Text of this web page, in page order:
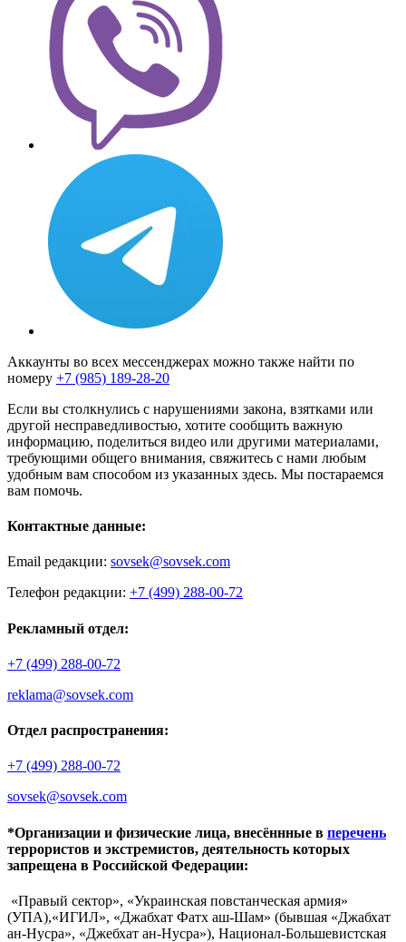
Аккаунты во всех мессенджерах можно также найти по
номеру +7 (985) 189-28-20
Если вы столкнулись с нарушениями закона, взятками или
другой несправедливостью, хотите сообщить важную
информацию, поделиться видео или другими материалами,
требующими общего внимания, свяжитесь с нами любым
удобным вам способом из указанных здесь. Мы постараемся
вам помочь.
Контактные данные:
Email редакции: sovsek@sovsek.com
Телефон редакции: +7 (499) 288-00-72
Рекламный отдел:
+7 (499) 288-00-72
reklama@sovsek.com
Отдел распространения:
+7 (499) 288-00-72
sovsek@sovsek.com
*Организации и физические лица, внесённные в перечень
террористов и экстремистов, деятельность которых
запрещена в Российской Федерации:
«Правый сектор», «Украинская повстанческая армия»
(УПА),«ИГИЛ», «Джабхат Фатх аш-Шам» (бывшая «Джабхат
ан-Нусра», «Джебхат ан-Нусра»), Национал-Большевистская